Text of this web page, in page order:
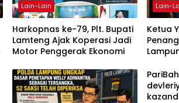
Lain-Lain
Harkopnas ke-79, Plt. Bupati
Lamteng Ajak Koperasi Jadi
Motor Penggerak Ekonomi
Lain-
Ketua